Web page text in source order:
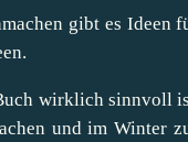
gibt es Ideen
wirklich sinnvoll
und im Winter